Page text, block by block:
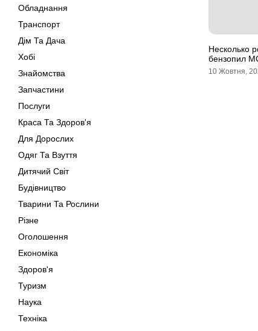
Обладнання
Транспорт
Дім Та Дача
Хобі
Знайомства
Запчастини
Послуги
Краса Та Здоров'я
Для Дорослих
Одяг Та Взуття
Дитячий Світ
Будівництво
Тварини Та Рослини
Різне
Оголошення
Економіка
Здоров'я
Туризм
Наука
Техніка
Несколько
бензопил
10 Жовтня,